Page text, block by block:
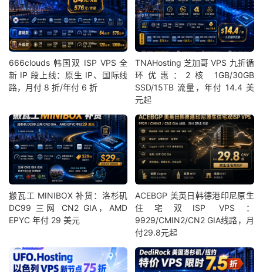
666clouds 韩国双 ISP VPS 全
新 IP 段上线：原生 IP、国际线
路，月付 8 折/年付 6 折
TNAHosting 芝加哥 VPS 九折循
环优惠：2核 1GB/30GB
SSD/15TB 流量，年付 14.4 美
元起
搬瓦工 MINIBOX 补货：洛杉矶
DC99 三网 CN2 GIA，AMD
EPYC 年付 29 美元
ACEBGP 美英日韩德港印尼原生
住宅双ISP VPS：
9929/CMIN2/CN2 GIA线路，月
付29.8元起